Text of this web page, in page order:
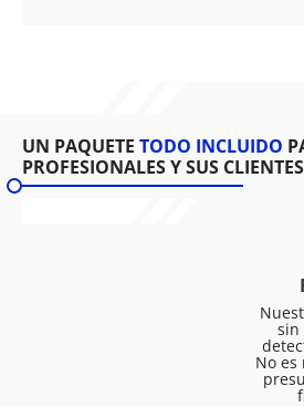
UN PAQUETE TODO INCLUIDO
PROFESIONALES Y SUS CLIENTES
sin
No es